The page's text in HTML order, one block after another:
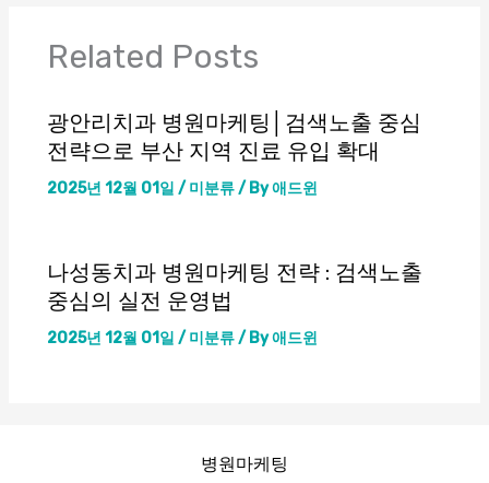
Related Posts
광안리치과 병원마케팅│검색노출 중심
전략으로 부산 지역 진료 유입 확대
2025년 12월 01일 / 미분류/ By애드윈
나성동치과 병원마케팅 전략 : 검색노출
중심의 실전 운영법
2025년 12월 01일 / 미분류/ By애드윈
병원마케팅